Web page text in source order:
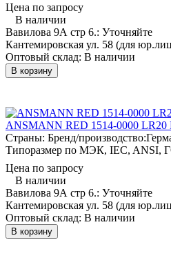
Цена по запросу
В наличии
Вавилова 9А стр 6.: Уточняйте
Кантемировская ул. 58 (для
Оптовый склад: В наличии
В корзину
ANSMANN RED 1514-0000 LR20
Страны: Бренд/производство:
Типоразмер по МЭК, IEC, ANSI,
Цена по запросу
В наличии
Вавилова 9А стр 6.: Уточняйте
Кантемировская ул. 58 (для
Оптовый склад: В наличии
В корзину